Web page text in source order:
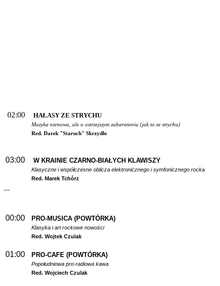
02:00 HAŁASY ZE STRYCHU
Muzyka nienowa, ale o ostrzejszym zabarwieniu (jak to ze strychu)
Red. Darek "Staruch" Skrzydło
03:00 W KRAINIE CZARNO-BIAŁYCH KLAWISZY
Klasyczne i współczesne oblicza elektronicznego i symfonicznego rocka
Red. Marek Tchórz
...
00:00 PRO-MUSICA (POWTÓRKA)
Klasyka i art rockowe nowości
Red. Wojtek Czulak
01:00 PRO-CAFE (POWTÓRKA)
Popołudniowa pro-radiowa kawa
Red. Wojciech Czulak